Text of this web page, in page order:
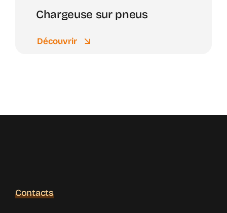
Chargeuse sur pneus
Découvrir
Contacts